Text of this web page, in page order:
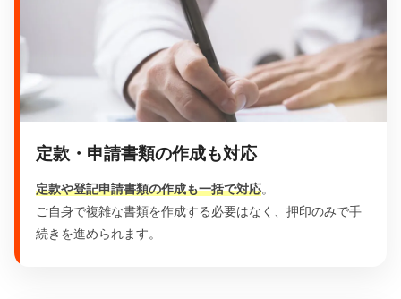
定款・申請書類の作成も対応
定款や登記申請書類の作成も一括で対応。
ご自身で複雑な書類を作成する必要はなく、押印のみで手
続きを進められます。